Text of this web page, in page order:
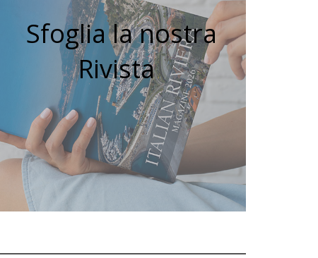
Sfoglia la nostra
Rivista